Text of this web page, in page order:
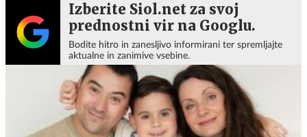
Izberite Siol.net za svoj
prednostni vir na Googlu.
Bodite hitro in zanesljivo informirani ter spremljajte
aktualne in zanimive vsebine.